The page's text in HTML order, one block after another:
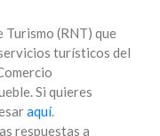
Turismo (RNT) que
turísticos del
Si quieres
aquí.
respuestas a